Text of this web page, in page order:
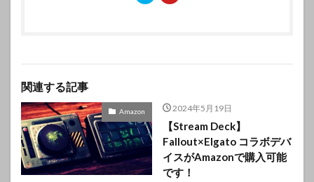
関連する記事
Amazon 2024年5月19日
【Stream Deck】
Fallout×Elgato コラボデバ
イスがAmazonで購入可能
です！